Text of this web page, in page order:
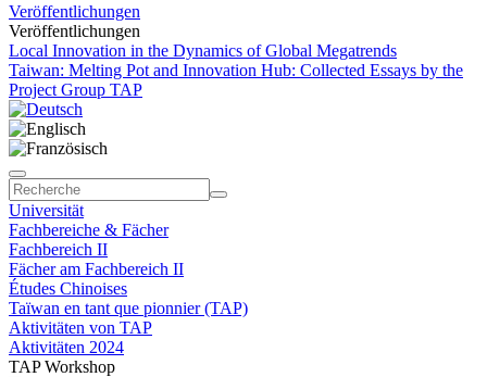
Veröffentlichungen
Veröffentlichungen
Local Innovation in the Dynamics of Global Megatrends
Taiwan: Melting Pot and Innovation Hub: Collected Essays by the
Project Group TAP
Universität
Fachbereiche & Fächer
Fachbereich II
Fächer am Fachbereich II
Études Chinoises
Taïwan en tant que pionnier (TAP)
Aktivitäten von TAP
Aktivitäten 2024
TAP Workshop